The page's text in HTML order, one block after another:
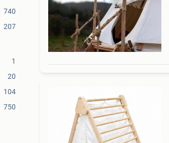
740
207
1
20
104
750